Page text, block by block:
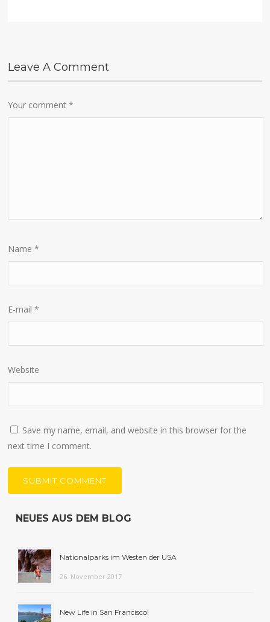
Leave A Comment
Your comment*
Name*
E-mail*
Website
Save my name, email, and website in this browser for the
next time I comment.
NEUES AUS DEM BLOG
Nationalparks im Westen der USA
26. November 2017
New Life in San Francisco!